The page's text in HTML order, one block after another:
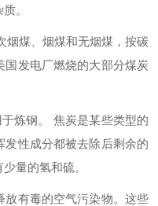
。
烟煤、烟煤和无烟煤，按碳
发电厂燃烧的大部分煤炭
炼钢。
焦炭是某些类型的
性成分都被去除后剩余的
量的氢和硫。
放有毒的空气污染物。这些